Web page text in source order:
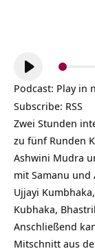
Audio-
Player
Podcast: Play in
Subscribe: RSS
Zwei Stunden
zu fünf Runden
Ashwini Mudra
mit Samanu und
Ujjayi
Kubhaka,
Anschließend
Mitschnitt aus